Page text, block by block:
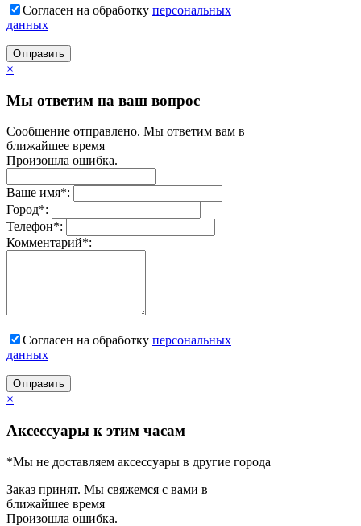
Согласен на обработку персональныx
данных
Отправить
×
Мы ответим на ваш вопрос
Сообщение отправлено. Мы ответим вам в
ближайшее время
Произошла ошибка.
Ваше имя*:
Город*:
Телефон*:
Комментарий*:
Согласен на обработку персональныx
данных
Отправить
×
Аксессуары к этим часам
*Мы не доставляем аксессуары в другие города
Заказ принят. Мы свяжемся с вами в
ближайшее время
Произошла ошибка.